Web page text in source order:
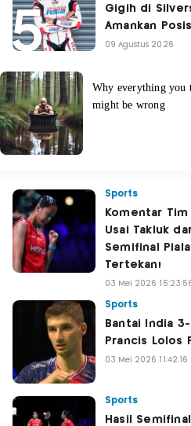
Gigih di
Amankan
09 Agustus 2026
Sports
Komentar
Usai Takluk
Semifinal
Tertekan!
03 Mei 2026
Sports
Bantai India
Prancis Lolos
03 Mei 2026 11:42:16
Sports
Hasil